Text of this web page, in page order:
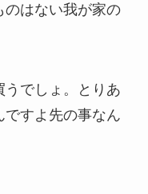
のはない我が家の
うでしょ。とりあ
ですよ先の事なん